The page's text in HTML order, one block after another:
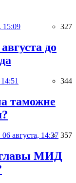
15:09 327
до
344
таможне
06 августа, 14:37 357
главы МИД